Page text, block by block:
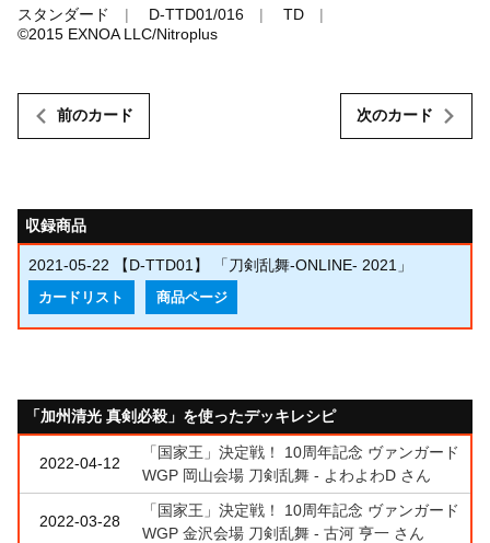
スタンダード D-TTD01/016
TD
©︎2015 EXNOA LLC/Nitroplus
前のカード 次のカード
収録商品
2021-05-22 【D-TTD01】 「刀剣乱舞-ONLINE- 2021」
カードリスト 商品ページ
「加州清光 真剣必殺」を使ったデッキレシピ
2022-04-12
「国家王」決定戦！ 10周年記念 ヴァンガード
WGP 岡山会場 刀剣乱舞 - よわよわD さん
2022-03-28
「国家王」決定戦！ 10周年記念 ヴァンガード
WGP 金沢会場 刀剣乱舞 - 古河 亨一 さん